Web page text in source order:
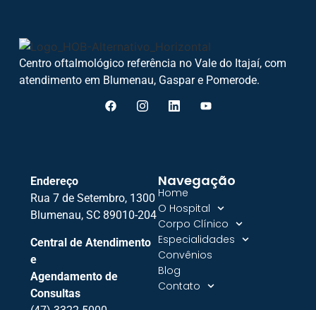
Centro oftalmológico referência no Vale do Itajaí, com
atendimento em Blumenau, Gaspar e Pomerode.
Endereço
Rua 7 de Setembro, 1300
Blumenau, SC 89010-204
Central de Atendimento
e
Agendamento de
Consultas
Navegação
Home
O Hospital
Corpo Clínico
Especialidades
Convênios
Blog
Contato